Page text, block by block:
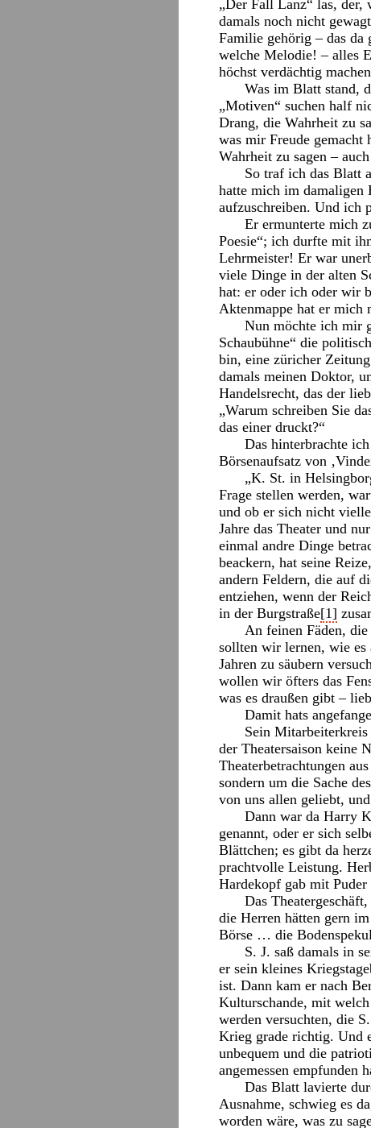
„Der Fall Lanz“ las, der,
damals noch nicht
Familie gehörig – das
welche Melodie! – alles
höchst verdächtig
Was im Blatt stand,
„Motiven“ suchen half
Drang, die Wahrheit zu
was mir Freude gemacht
Wahrheit zu sagen –
So traf ich das Blatt
hatte mich im damaligen
aufzuschreiben. Und ich
Er ermunterte mich
Poesie“; ich durfte mit
Lehrmeister! Er war
viele Dinge in der alten
hat: er oder ich oder wir
Aktenmappe hat er mich
Nun möchte ich mir
Schaubühne“ die
bin, eine züricher
damals meinen Doktor,
Handelsrecht, das der
„Warum schreiben Sie
das einer druckt?“
Das hinterbrachte
Börsenaufsatz von
„K. St. in
Frage stellen werden,
und ob er sich nicht
Jahre das Theater und
einmal andre Dinge
beackern, hat seine
andern Feldern, die auf
entziehen, wenn der
in der Burgstraße[1]
An feinen Fäden,
sollten wir lernen, wie es
Jahren zu säubern
wollen wir öfters das
was es draußen gibt –
Damit hats
Sein
der Theatersaison keine
Theaterbetrachtungen
sondern um die Sache
von uns allen geliebt,
Dann war da Harry
genannt, oder er sich
Blättchen; es gibt da
prachtvolle Leistung.
Hardekopf gab mit
Das
die Herren hätten gern
Börse … die
S. J. saß damals in
er sein kleines
ist. Dann kam er nach
Kulturschande, mit
werden versuchten, die
Krieg grade richtig. Und
unbequem und die
angemessen empfunden
Das Blatt lavierte
Ausnahme, schwieg es
worden wäre, was zu